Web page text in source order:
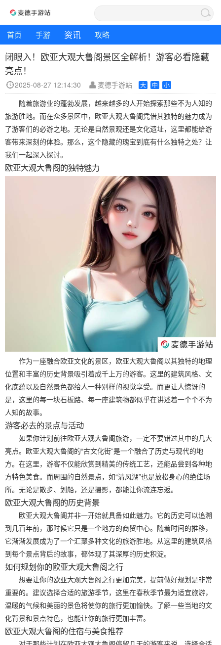
首页 手游 资讯 攻略
闭眼入！欧亚大观大鲁阁景区全解析！游客必看隐藏
亮点！
2025-08-27 12:14:30 麦德手游站 大 中 小
随着旅游业的蓬勃发展，越来越多的人开始探索那些不为人知的
旅游胜地。而在众多景区中，欧亚大观大鲁阁凭借其独特的魅力成为
了游客们的必游之地。无论是自然景观还是文化遗址，这里都能给游
客带来深刻的体验。那么，这个隐藏的瑰宝到底有什么独特之处？让
我们一起深入探讨。
欧亚大观大鲁阁的独特魅力
作为一座融合欧亚文化的景区，欧亚大观大鲁阁以其独特的地理
位置和丰富的历史背景吸引着成千上万的游客。这里的建筑风格、文
化底蕴以及自然景色都给人一种别样的视觉享受。而更让人惊讶的
是，这里的每一块石板路、每一座建筑物都似乎在讲述着一个个不为
人知的故事。
游客必去的景点与活动
如果你计划前往欧亚大观大鲁阁旅游，一定不要错过其中的几大
亮点。欧亚大观大鲁阁的“古文化街”是一个融合了历史与现代的地
方。在这里，游客不仅能欣赏到精美的传统工艺，还能品尝到各种地
方特色美食。而周围的自然景点，如“清风湖”也是放松身心的绝佳场
所。无论是散步、划船，还是摄影，都能让你流连忘返。
欧亚大观大鲁阁的历史背景
欧亚大观大鲁阁并非一开始就具备如此魅力。它的历史可以追溯
到几百年前，那时候它只是一个地方的商贸中心。随着时间的推移，
它渐渐发展成为了一个汇聚多种文化的旅游胜地。从这里的建筑风格
到每个景点背后的故事，都体现了其深厚的历史积淀。
如何规划你的欧亚大观大鲁阁之行
想要让你的欧亚大观大鲁阁之行更加完美，提前做好规划是非常
重要的。建议选择合适的旅游季节，这里在春秋季节最为适宜旅游，
温暖的气候和美丽的景色将使你的旅行更加愉快。了解一些当地的文
化背景和景点特色，也能让你的旅行更加丰富。
欧亚大观大鲁阁的住宿与美食推荐